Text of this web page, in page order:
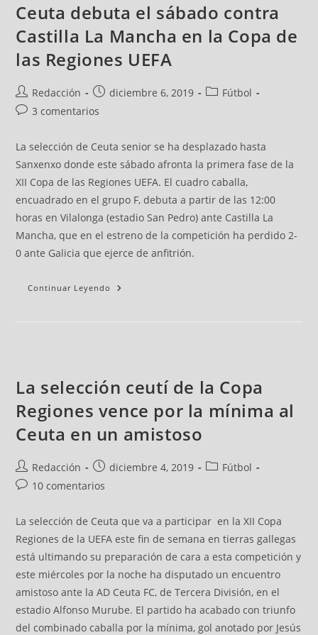
Ceuta debuta el sábado contra
Castilla La Mancha en la Copa de
las Regiones UEFA
Redacción diciembre 6, 2019
Fútbol
3 comentarios
La selección de Ceuta senior se ha desplazado hasta
Sanxenxo donde este sábado afronta la primera fase de la
XII Copa de las Regiones UEFA. El cuadro caballa,
encuadrado en el grupo F, debuta a partir de las 12:00
horas en Vilalonga (estadio San Pedro) ante Castilla La
Mancha, que en el estreno de la competición ha perdido 2-
0 ante Galicia que ejerce de anfitrión.
Continuar Leyendo
La selección ceutí de la Copa
Regiones vence por la mínima al
Ceuta en un amistoso
Redacción diciembre 4, 2019
Fútbol
10 comentarios
La selección de Ceuta que va a participar en la XII Copa
Regiones de la UEFA este fin de semana en tierras gallegas
está ultimando su preparación de cara a esta competición y
este miércoles por la noche ha disputado un encuentro
amistoso ante la AD Ceuta FC, de Tercera División, en el
estadio Alfonso Murube. El partido ha acabado con triunfo
del combinado caballa por la mínima, gol anotado por Jesús